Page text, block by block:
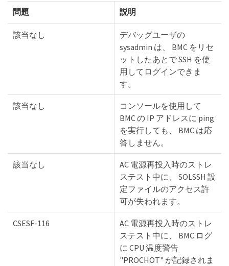
問題 説明
該当なし
デバッグユーザの
sysadmin は、 BMC をリセ
ットしたあとで SSH を使
用してログインできま
す。
該当なし
コンソールを使用して
BMC の IP アドレスに ping
を実行しても、 BMC は応
答しません。
該当なし
AC 電源再投入時のストレ
ステスト中に、 SOLSSH 設
定ファイルのアクセス許
可が失われます。
CSESF-116
AC 電源再投入時のストレ
ステスト中に、 BMC ログ
に CPU 温度警告
"PROCHOT" が記録されま